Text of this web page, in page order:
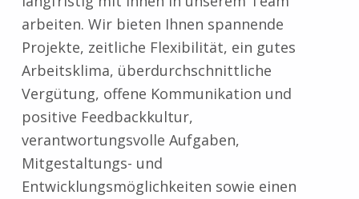
arbeiten. Wir bieten Ihnen spannende
Projekte, zeitliche Flexibilität, ein gutes
Arbeitsklima, überdurchschnittliche
Vergütung, offene Kommunikation und
positive Feedbackkultur,
verantwortungsvolle Aufgaben,
Mitgestaltungs- und
Entwicklungsmöglichkeiten sowie einen